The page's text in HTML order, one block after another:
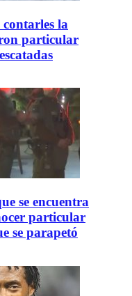
la
particular
se encuentra
particular
se parapetó